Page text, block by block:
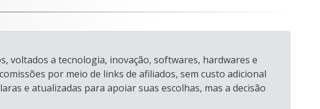
a tecnologia, inovação, softwares, hardwares e
por meio de links de afiliados, sem custo adicional
e atualizadas para apoiar suas escolhas, mas a decisão